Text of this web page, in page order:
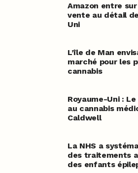
Amazon entre
vente au détail
Uni
L’île de Man
marché pour les
cannabis
Royaume-Uni :
au cannabis
Caldwell
La NHS a
des traitements
des enfants